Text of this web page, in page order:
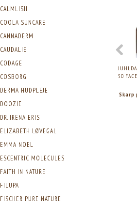
CALMLISH
COOLA SUNCARE
CANNADERM
CAUDALIE
CODAGE
COSBORG
DERMA HUDPLEJE
DOOZIE
DR. IRENA ERIS
ELIZABETH LØVEGAL
EMMA NOEL
ESCENTRIC MOLECULES
FAITH IN NATURE
FILUPA
FISCHER PURE NATURE
50
Skarp